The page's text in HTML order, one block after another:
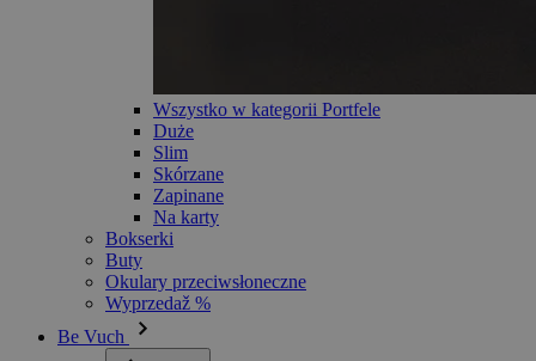
Wszystko w kategorii Portfele
Duże
Slim
Skórzane
Zapinane
Na karty
Bokserki
Buty
Okulary przeciwsłoneczne
Wyprzedaž %
Be Vuch